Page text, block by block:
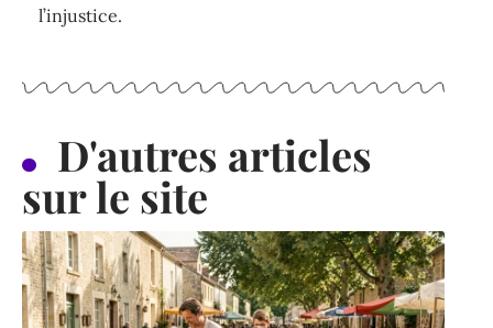
l’injustice.
D'autres articles
sur le site